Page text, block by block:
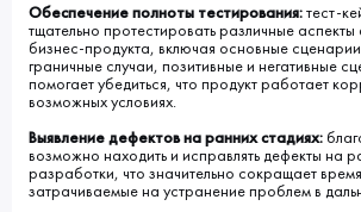
Обеспечение полноты тестирования:тест-
тщательно протестировать различные
бизнес-продукта, включая основные
граничные случаи, позитивные и негативные
помогает убедиться, что продукт работает
возможных условиях.
Выявление дефектов на ранних стадиях:
возможно находить и исправлять дефекты на
разработки, что значительно сокращает
затрачиваемые на устранение проблем в